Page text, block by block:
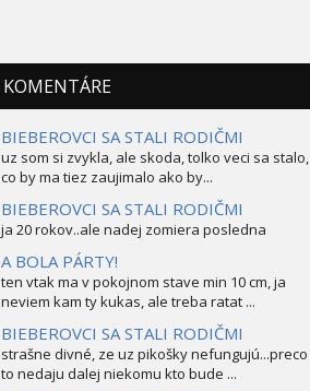
KOMENTÁRE
BIEBEROVCI SA STALI RODIČMI
uz som si zvykla, ale skoda, tolko veci sa stalo,
co by ma tiez zaujimalo ako by...
BIEBEROVCI SA STALI RODIČMI
ja 20 rokov..ale nadej zomiera posledna
A BOLA PÁRTY!
ten vtak ma v pokojnom stave min 10 cm, ja
neviem kam ty kukas, ale treba ratat ...
BIEBEROVCI SA STALI RODIČMI
strašne divné, ze uz pikošky nefungujú...preco
to nedaju dalej niekomu kto bude ...